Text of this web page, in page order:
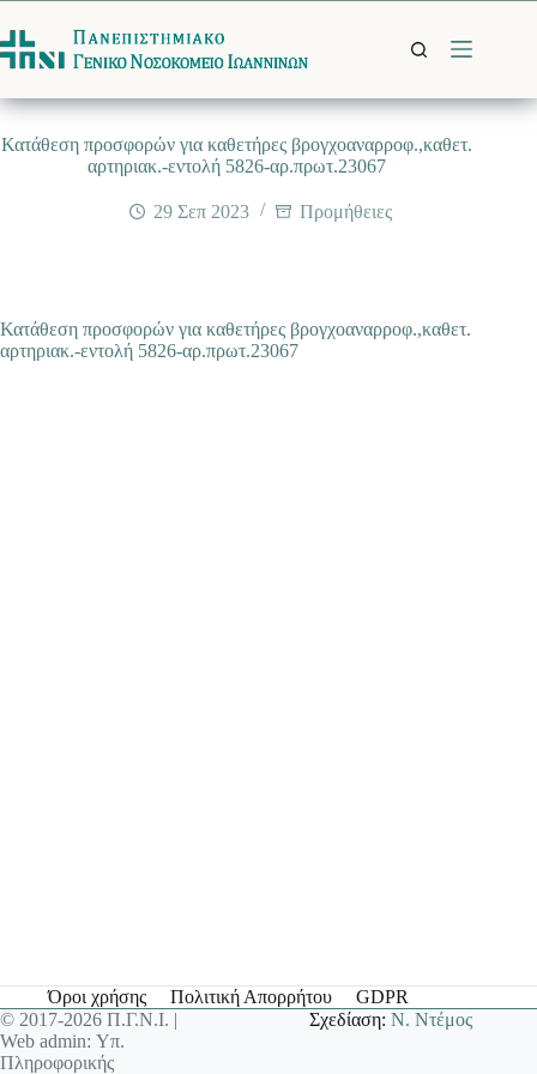
στο
περιεχόμενο
Κατάθεση προσφορών για καθετήρες βρογχοαναρροφ.,καθετ.
αρτηριακ.-εντολή 5826-αρ.πρωτ.23067
29 Σεπ 2023 Προμήθειες
Κατάθεση προσφορών για καθετήρες βρογχοαναρροφ.,καθετ.
αρτηριακ.-εντολή 5826-αρ.πρωτ.23067
Όροι χρήσης Πολιτική Απορρήτου
GDPR
© 2017-2026 Π.Γ.Ν.Ι. |
Web admin: Υπ.
Πληροφορικής
Σχεδίαση:Ν. Ντέμος